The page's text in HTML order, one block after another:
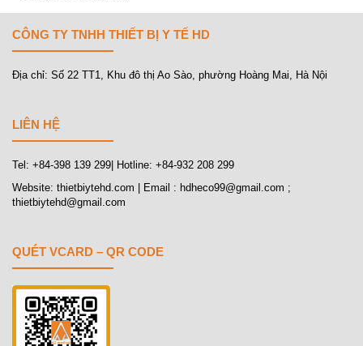
CÔNG TY TNHH THIẾT BỊ Y TẾ HD
Địa chỉ: Số 22 TT1, Khu đô thị Ao Sào, phường Hoàng Mai, Hà Nội
LIÊN HỆ
Tel: +84-398 139 299| Hotline: +84-932 208 299
Website: thietbiytehd.com | Email : hdheco99@gmail.com ;
thietbiytehd@gmail.com
QUÉT VCARD – QR CODE